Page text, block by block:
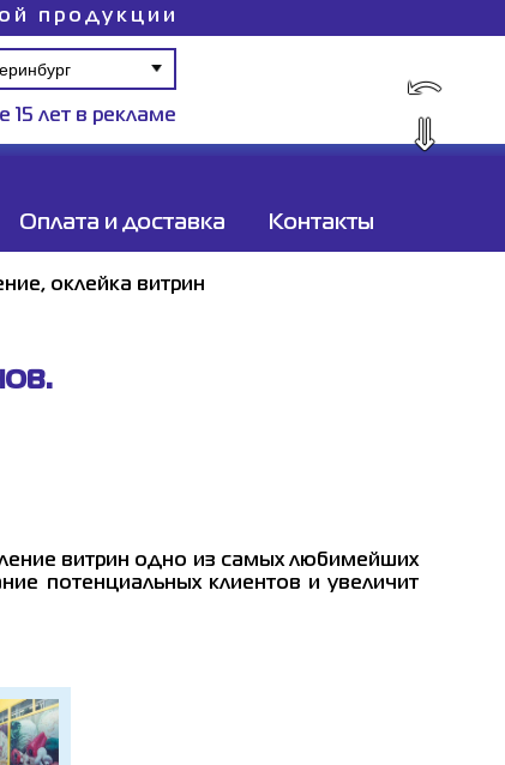
⇓
⤺
продукции
15 лет в рекламе
Оплата и доставка Контакты
оклейка витрин
витрин одно из самых любимейших
потенциальных клиентов и увеличит